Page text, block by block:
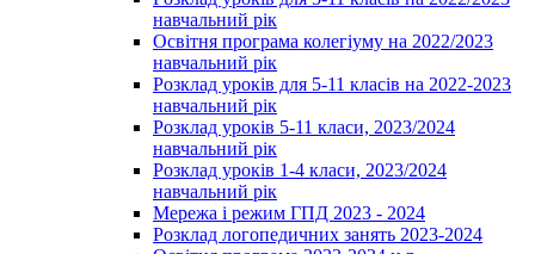
навчальний рік
Освітня програма колегіуму на 2022/2023
навчальний рік
Розклад уроків для 5-11 класів на 2022-2023
навчальний рік
Розклад уроків 5-11 класи, 2023/2024
навчальний рік
Розклад уроків 1-4 класи, 2023/2024
навчальний рік
Мережа і режим ГПД 2023 - 2024
Розклад логопедичних занять 2023-2024